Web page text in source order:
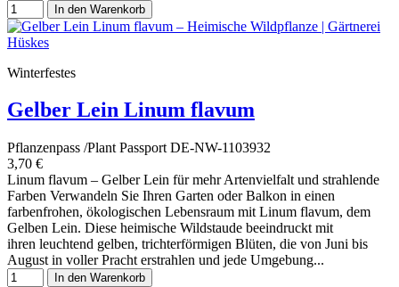
In den Warenkorb
Winterfestes
Gelber Lein Linum flavum
Pflanzenpass /Plant Passport DE-NW-1103932
3,70 €
Linum flavum – Gelber Lein für mehr Artenvielfalt und strahlende
Farben Verwandeln Sie Ihren Garten oder Balkon in einen
farbenfrohen, ökologischen Lebensraum mit Linum flavum, dem
Gelben Lein. Diese heimische Wildstaude beeindruckt mit
ihren leuchtend gelben, trichterförmigen Blüten, die von Juni bis
August in voller Pracht erstrahlen und jede Umgebung...
In den Warenkorb